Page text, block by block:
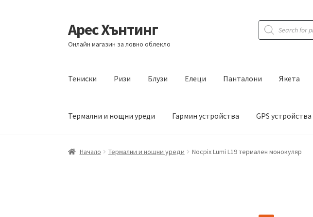
Skip
to
navigation
Skip
to
content
Арес Хънтинг
Онлайн магазин за ловно облекло
Products
search
Тениски Ризи Блузи Елеци Панталони Якета
Термални и нощни уреди Гармин устройства GPS устройства
Начало Термални и нощни уреди Nocpix Lumi L19 термален монокуляр